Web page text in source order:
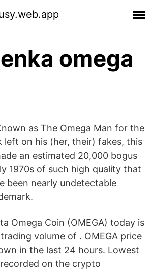
omega
as The Omega Man for the
left on his (her, their) fakes, this
an estimated 20,000 bogus
1970s of such high quality that
been nearly undetectable
Omega Coin (OMEGA) today is
volume of . OMEGA price
in the last 24 hours. Lowest
on the crypto